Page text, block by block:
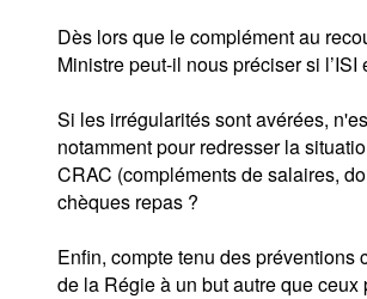
Dès lors que le complément au
Ministre peut-il nous préciser si
Si les irrégularités sont avérées,
notamment pour redresser la
CRAC (compléments de salaires,
chèques repas ?
Enfin, compte tenu des préventions
de la Régie à un but autre que